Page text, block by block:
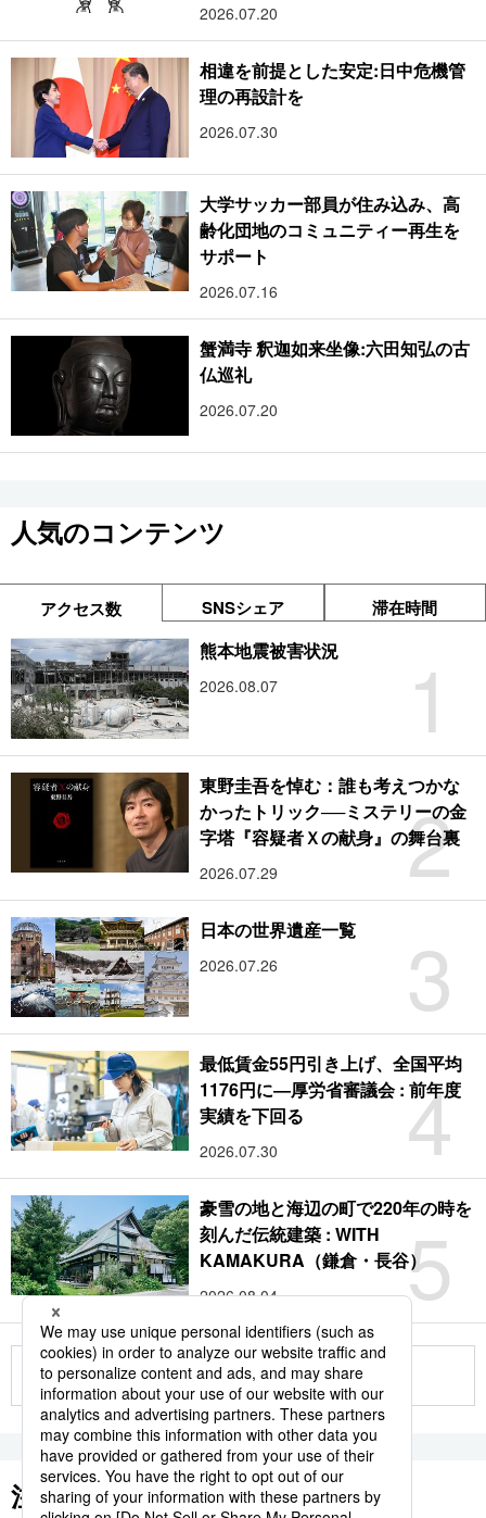
2026.07.20
相違を前提とした安定:日中危機管
理の再設計を
2026.07.30
大学サッカー部員が住み込み、高
齢化団地のコミュニティー再生を
サポート
2026.07.16
蟹満寺 釈迦如来坐像:六田知弘の古
仏巡礼
2026.07.20
人気のコンテンツ
アクセス数 SNSシェア 滞在時間
1
熊本地震被害状況
2026.08.07
2
東野圭吾を悼む：誰も考えつかな
かったトリック──ミステリーの金
字塔『容疑者Ｘの献身』の舞台裏
2026.07.29
3
日本の世界遺産一覧
2026.07.26
4
最低賃金55円引き上げ、全国平均
1176円に―厚労省審議会 : 前年度
実績を下回る
2026.07.30
5
豪雪の地と海辺の町で220年の時を
刻んだ伝統建築 : WITH
KAMAKURA（鎌倉・長谷）
2026.08.04
もっと見る
注目のキーワード